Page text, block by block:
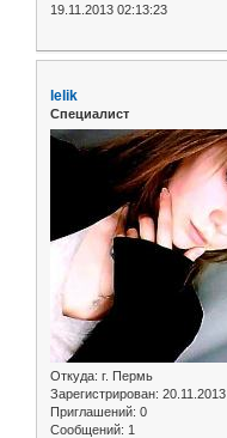
19.11.2013 02:13:23
lelik
Специалист
Откуда: г. Пермь
Зарегистрирован: 20.11.2013
Приглашений: 0
Сообщений: 1